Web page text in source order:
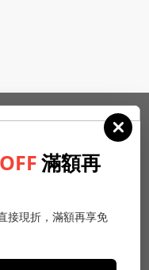
滿額再
接現折，滿額再享免